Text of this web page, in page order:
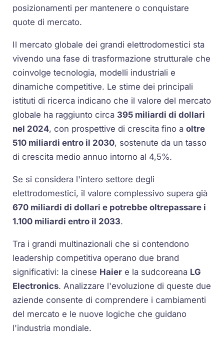
posizionamenti per mantenere o conquistare
quote di mercato.
Il mercato globale dei grandi elettrodomestici sta
vivendo una fase di trasformazione strutturale che
coinvolge tecnologia, modelli industriali e
dinamiche competitive. Le stime dei principali
istituti di ricerca indicano che il valore del mercato
globale ha raggiunto circa 395 miliardi di dollari
nel 2024, con prospettive di crescita fino aoltre
510 miliardi entro il 2030, sostenute da un tasso
di crescita medio annuo intorno al 4,5%.
Se si considera l'intero settore degli
elettrodomestici, il valore complessivo supera già
670 miliardi di dollari e potrebbe oltrepassare i
1.100 miliardi entro il 2033.
Tra i grandi multinazionali che si contendono
leadership competitiva operano due brand
significativi: la cinese Haier e la sudcoreana LG
Electronics. Analizzare l'evoluzione di queste due
aziende consente di comprendere i cambiamenti
del mercato e le nuove logiche che guidano
l'industria mondiale.